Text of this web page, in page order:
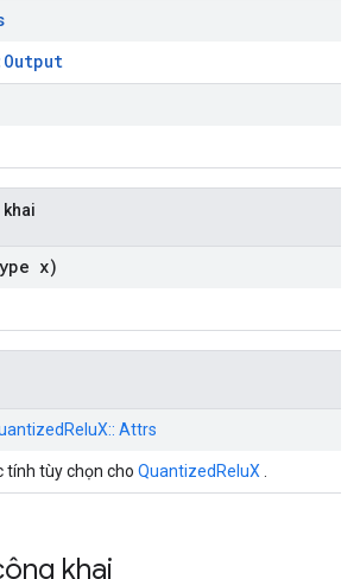
x)
Attrs
tính tùy chọn cho QuantizedReluX
khai